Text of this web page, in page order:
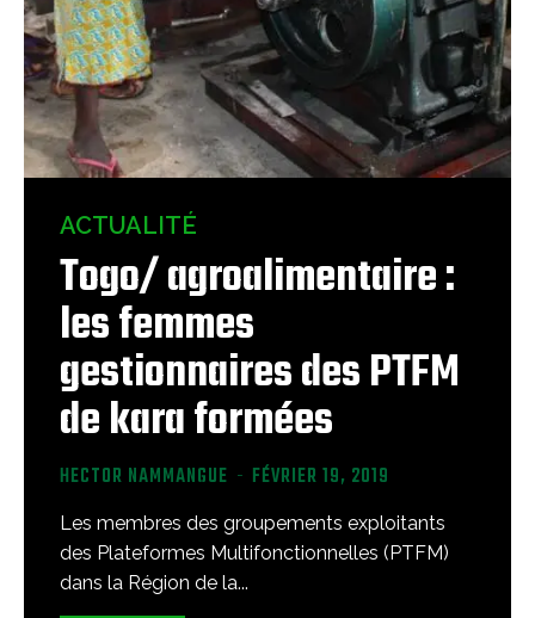
ACTUALITÉ
Togo/ agroalimentaire :
les femmes
gestionnaires des PTFM
de kara formées
HECTOR NAMMANGUE - FÉVRIER 19, 2019
Les membres des groupements exploitants
des Plateformes Multifonctionnelles (PTFM)
dans la Région de la...